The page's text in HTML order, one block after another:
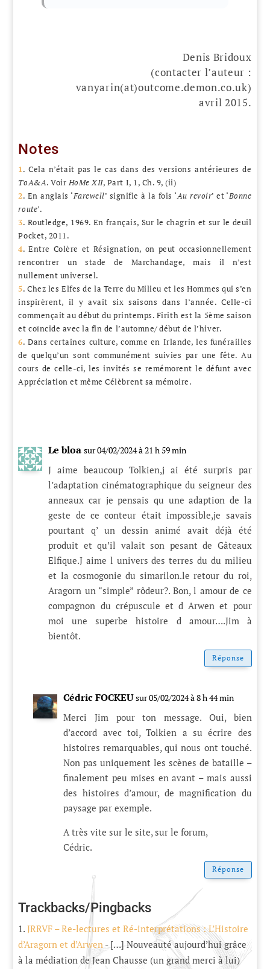
Denis Bridoux
(contacter l’auteur :
vanyarin(at)outcome.demon.co.uk)
avril 2015.
Notes
1. Cela n’était pas le cas dans des versions antérieures de
ToA&A. Voir HoMe XII, Part I, 1, Ch. 9, (ii)
2. En anglais ‘Farewell’ signifie à la fois ‘Au revoir’ et ‘Bonne
route’.
3. Routledge, 1969. En français, Sur le chagrin et sur le deuil
Pocket, 2011.
4. Entre Colère et Résignation, on peut occasionnellement
rencontrer un stade de Marchandage, mais il n’est
nullement universel.
5. Chez les Elfes de la Terre du Milieu et les Hommes qui s’en
inspirèrent, il y avait six saisons dans l’année. Celle-ci
commençait au début du printemps. Firith est la 5ème saison
et coïncide avec la fin de l’automne/ début de l’hiver.
6. Dans certaines culture, comme en Irlande, les funérailles
de quelqu’un sont communément suivies par une fête. Au
cours de celle-ci, les invités se remémorent le défunt avec
Appréciation et même Célèbrent sa mémoire.
Le bloa sur 04/02/2024 à 21 h 59 min
J aime beaucoup Tolkien,j ai été surpris par
l’adaptation cinématographique du seigneur des
anneaux car je pensais qu une adaption de la
geste de ce conteur était impossible,je savais
pourtant q’ un dessin animé avait déjà été
produit et qu’il valait son pesant de Gâteaux
Elfique.J aime l univers des terres du du milieu
et la cosmogonie du simarilon.le retour du roi,
Aragorn un “simple” rôdeur?. Bon, l amour de ce
compagnon du crépuscule et d Arwen et pour
moi une superbe histoire d amour….Jim à
bientôt.
Réponse
Cédric FOCKEU sur 05/02/2024 à 8 h 44 min
Merci Jim pour ton message. Oui, bien
d’accord avec toi, Tolkien a su écrire des
histoires remarquables, qui nous ont touché.
Non pas uniquement les scènes de bataille –
finalement peu mises en avant – mais aussi
des histoires d’amour, de magnification du
paysage par exemple.
A très vite sur le site, sur le forum,
Cédric.
Réponse
Trackbacks/Pingbacks
JRRVF – Re-lectures et Ré-interprétations : L’Histoire
d’Aragorn et d’Arwen - […] Nouveauté aujourd’hui grâce
à la médiation de Jean Chausse (un grand merci à lui)